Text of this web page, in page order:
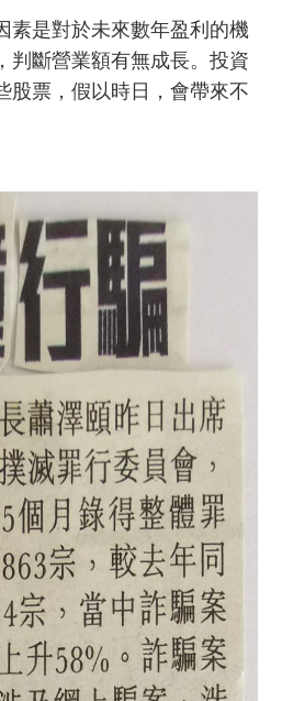
素是對於未來數年盈利的機
判斷營業額有無成長。投資
股票，假以時日，會帶來不